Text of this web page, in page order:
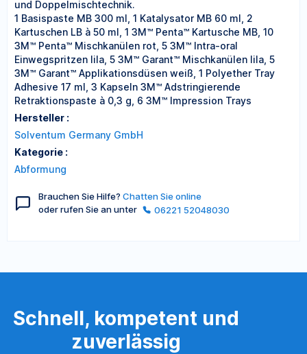
und Doppelmischtechnik.
1 Basispaste MB 300 ml, 1 Katalysator MB 60 ml, 2
Kartuschen LB à 50 ml, 1 3M™ Penta™ Kartusche MB, 10
3M™ Penta™ Mischkanülen rot, 5 3M™ Intra-oral
Einwegspritzen lila, 5 3M™ Garant™ Mischkanülen lila, 5
3M™ Garant™ Applikationsdüsen weiß, 1 Polyether Tray
Adhesive 17 ml, 3 Kapseln 3M™ Adstringierende
Retraktionspaste à 0,3 g, 6 3M™ Impression Trays
Hersteller :
Solventum Germany GmbH
Kategorie :
Abformung
Brauchen Sie Hilfe? Chatten Sie online
oder rufen Sie an unter
06221 52048030
Schnell, kompetent und
zuverlässig